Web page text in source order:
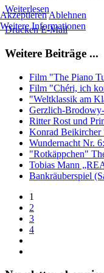
Weiterlesen
DruckenE-Mail
Weitere Beiträge ...
Film "The Piano
Film "Chéri, ich
"Weltklassik am
Gerzlich-
Ritter Rost und
Konrad
Wundernacht Nr.
"Rotkäppchen"
Tobias Mann
Bankräuberspiel
1
2
3
4
AkzeptierenAblehnen
Weitere Informationen